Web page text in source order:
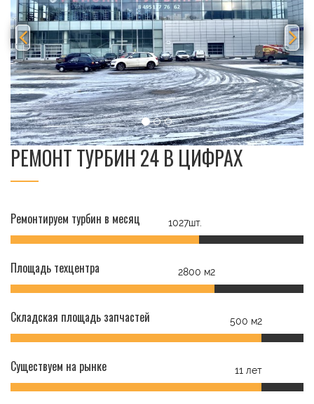
РЕМОНТ ТУРБИН 24 В ЦИФРАХ
Ремонтируем турбин в месяц 1027шт.
Площадь техцентра 2800 м2
Складская площадь запчастей 500 м2
Существуем на рынке 11 лет